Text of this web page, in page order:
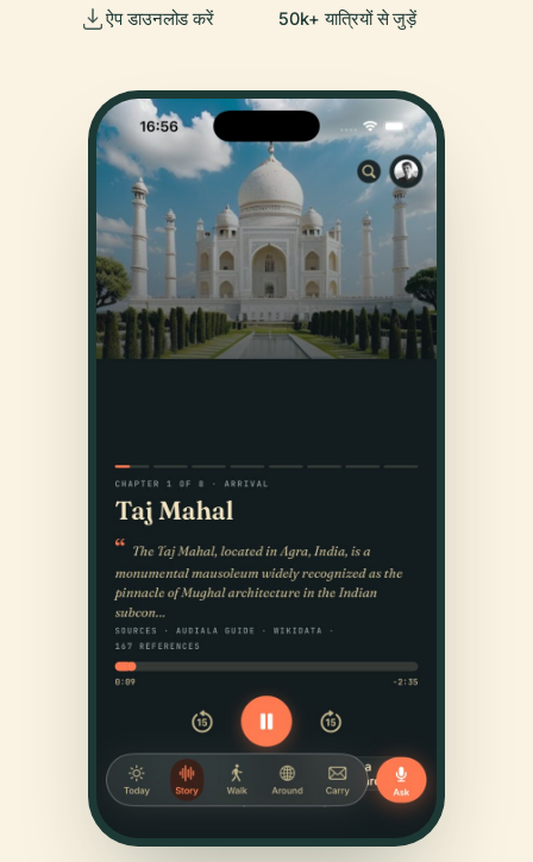
ऐप डाउनलोड करें 50k+ यात्रियों से जुड़ें